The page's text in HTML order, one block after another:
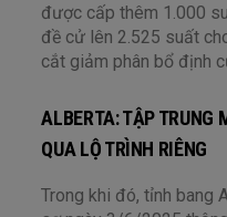
được cấp thêm 1.000
đề cử lên 2.525 suất
cắt giảm phân bổ định
ALBERTA: TẬP TRUNG
QUA LỘ TRÌNH RIÊNG
Trong khi đó, tỉnh bang